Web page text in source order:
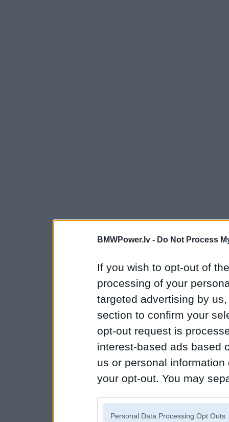
BMWPower.lv - Do Not Process
If you wish to opt-out of
processing of your
targeted advertising by
section to confirm your
opt-out request is
interest-based ads based
us or personal
your opt-out. You may
Personal Data Processing Opt Outs